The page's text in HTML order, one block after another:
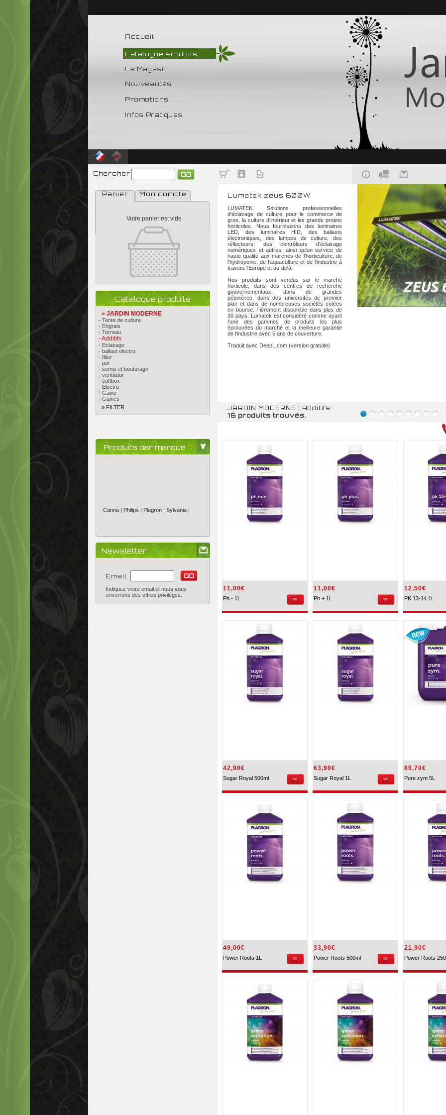
Accueil
Catalogue Produits
Le Magasin
Nouveautés
Promotions
Infos Pratiques
Chercher
Panier Mon compte
Votre panier est vide
Catalogue produits
» JARDIN MODERNE
- Tente de culture
- Engrais
- Terreau
- Additifs
- Eclairage
- ballast electro
- filter
- pot
- semis et bouturage
- ventilator
- softbox
- Electro
- Gaine
- Gaines
» FILTER
Produits par marque
Newsletter
Email
Indiquez votre email et nous vous
enverrons des offres privilèges.
Lumatek zeus 600W
LUMATEK Solutions professionnelles
d'éclairage de culture pour le commerce de
gros, la culture d'intérieur et les grands projets
horticoles. Nous fournissons des luminaires
LED, des luminaires HID, des ballasts
électroniques, des lampes de culture, des
réflecteurs, des contrôleurs d'éclairage
numériques et autres, ainsi qu'un service de
haute qualité aux marchés de l'horticulture, de
l'hydroponie, de l'aquaculture et de l'industrie à
travers l'Europe et au-delà.
Nos produits sont vendus sur le marché
horticole, dans des centres de recherche
gouvernementaux, dans de grandes
pépinières, dans des universités de premier
plan et dans de nombreuses sociétés cotées
en bourse. Fièrement disponible dans plus de
30 pays, Lumatek est considéré comme ayant
l'une des gammes de produits les plus
éprouvées du marché et la meilleure garantie
de l'industrie avec 5 ans de couverture.
Traduit avec DeepL.com (version gratuite)
JARDIN MODERNE Additifs :
16 produits trouvés.
11,00€
Ph - 1L
11,00€
Ph + 1L
12,50€
PK 13-14 1L
42,90€
Sugar Royal 500ml
63,90€
Sugar Royal 1L
89,70€
Pure zym 5L
49,00€
Power Roots 1L
33,90€
Power Roots 500ml
21,90€
Power Roots